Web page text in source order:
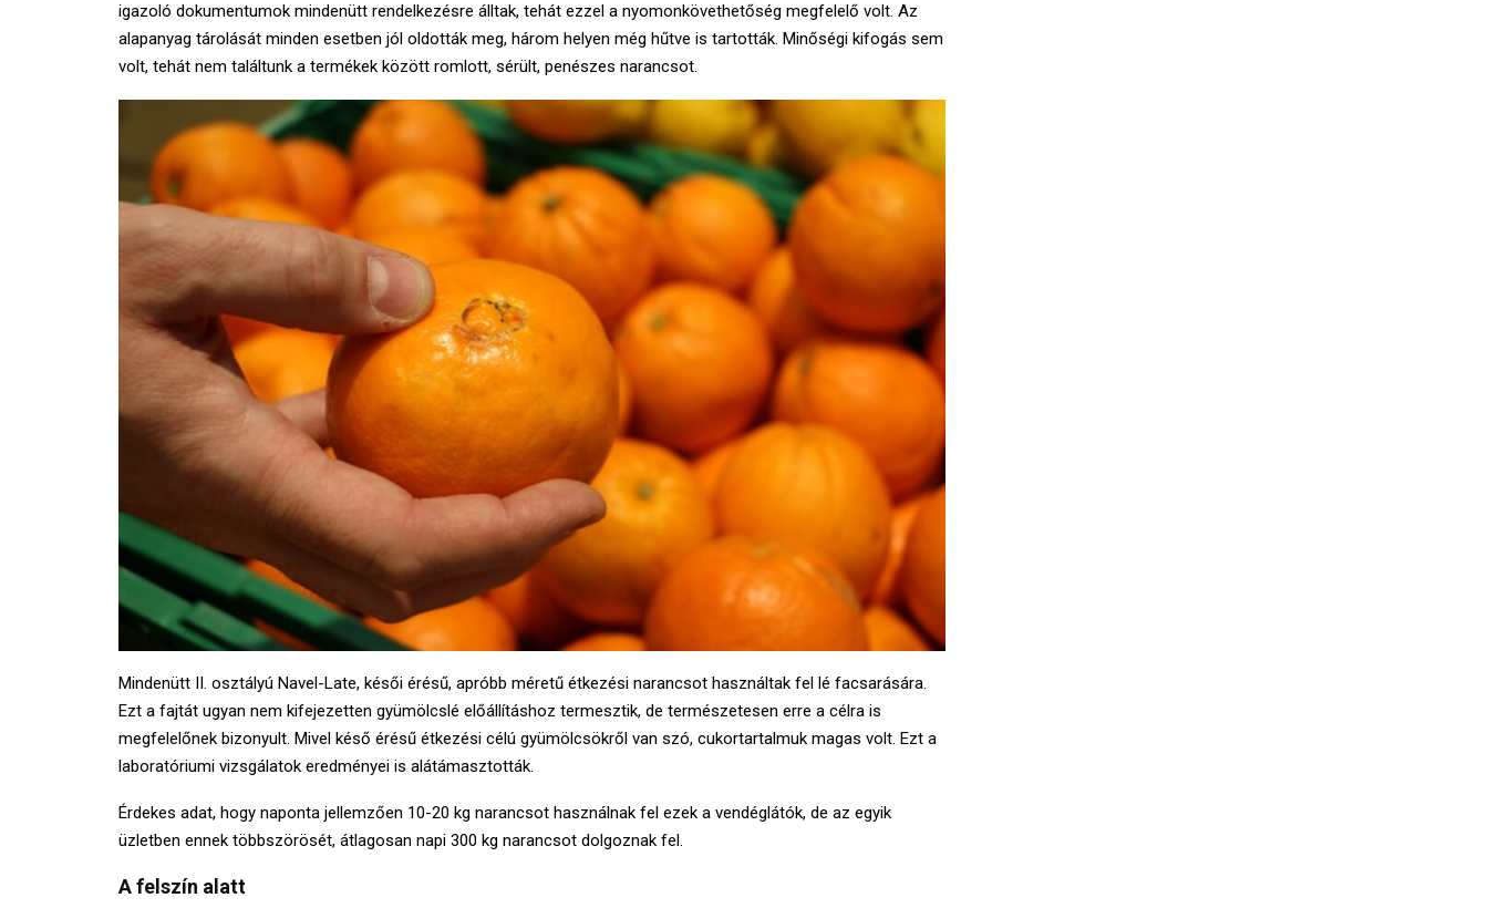
igazoló dokumentumok mindenütt rendelkezésre álltak, tehát ezzel a nyomonkövethetőség megfelelő volt. Az
alapanyag tárolását minden esetben jól oldották meg, három helyen még hűtve is tartották. Minőségi kifogás sem
volt, tehát nem találtunk a termékek között romlott, sérült, penészes narancsot.
Mindenütt II. osztályú Navel-Late, késői érésű, apróbb méretű étkezési narancsot használtak fel lé facsarására.
Ezt a fajtát ugyan nem kifejezetten gyümölcslé előállításhoz termesztik, de természetesen erre a célra is
megfelelőnek bizonyult. Mivel késő érésű étkezési célú gyümölcsökről van szó, cukortartalmuk magas volt. Ezt a
laboratóriumi vizsgálatok eredményei is alátámasztották.
Érdekes adat, hogy naponta jellemzően 10-20 kg narancsot használnak fel ezek a vendéglátók, de az egyik
üzletben ennek többszörösét, átlagosan napi 300 kg narancsot dolgoznak fel.
A felszín alatt